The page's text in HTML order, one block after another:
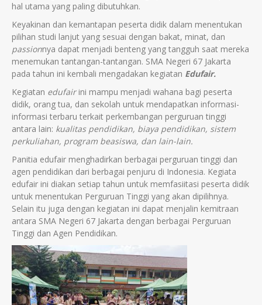
hal utama yang paling dibutuhkan.
Keyakinan dan kemantapan peserta didik dalam menentukan
pilihan studi lanjut yang sesuai dengan bakat, minat, dan
passionnya dapat menjadi benteng yang tangguh saat mereka
menemukan tantangan-tantangan. SMA Negeri 67 Jakarta
pada tahun ini kembali mengadakan kegiatan Edufair.
Kegiatan edufairini mampu menjadi wahana bagi peserta
didik, orang tua, dan sekolah untuk mendapatkan informasi-
informasi terbaru terkait perkembangan perguruan tinggi
antara lain: kualitas pendidikan, biaya pendidikan, sistem
perkuliahan, program beasiswa, dan lain-lain.
Panitia edufair menghadirkan berbagai perguruan tinggi dan
agen pendidikan dari berbagai penjuru di Indonesia. Kegiata
edufair ini diakan setiap tahun untuk memfasiitasi peserta didik
untuk menentukan Perguruan Tinggi yang akan dipilihnya.
Selain itu juga dengan kegiatan ini dapat menjalin kemitraan
antara SMA Negeri 67 Jakarta dengan berbagai Perguruan
Tinggi dan Agen Pendidikan.